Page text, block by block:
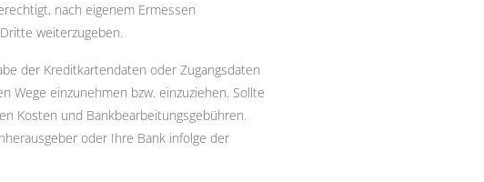
nach eigenem Ermessen
weiterzugeben.
der Kreditkartendaten oder Zugangsdaten
Wege einzunehmen bzw. einzuziehen. Sollte
Kosten und Bankbearbeitungsgebühren.
oder Ihre Bank infolge der